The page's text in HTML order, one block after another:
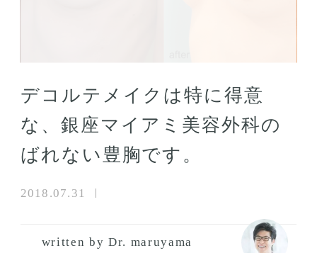
デコルテメイクは特に得意
な、銀座マイアミ美容外科の
ばれない豊胸です。
2018.07.31
written by Dr. maruyama